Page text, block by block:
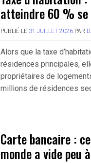
atteindre 60 % se
PUBLIÉ LE 31 JUILLET 2026 PAR
Alors que la taxe
résidences principales,
propriétaires de
millions de résidences
Carte bancaire :
monde a vide peu